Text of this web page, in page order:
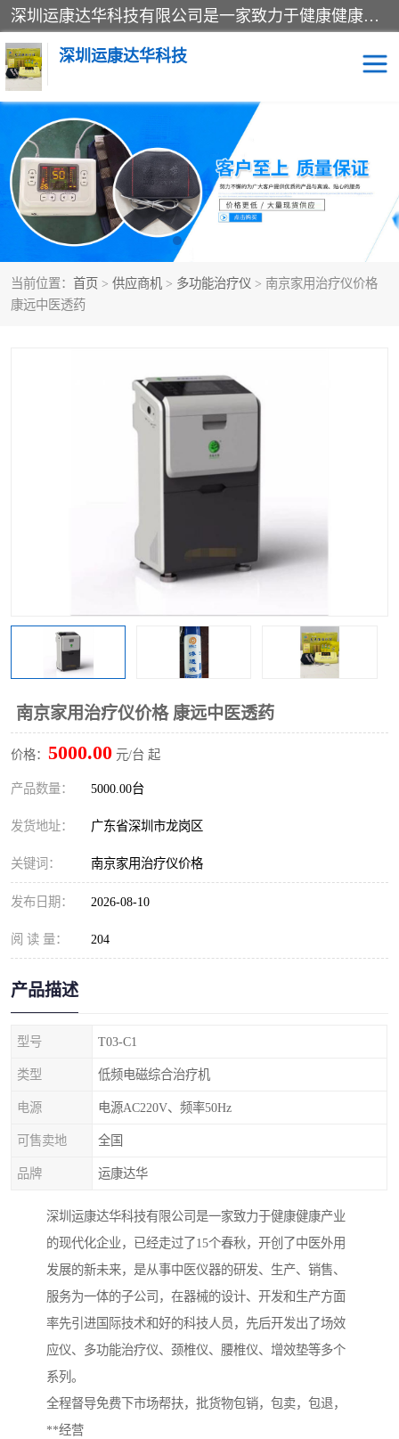
深圳运康达华科技有限公司是一家致力于健康健康产业的现代化企业，已经走过了15个春秋，开创了中医外用发展的新未来，是专业从事中医医疗仪器的研发、生产、销售、服务为一体的子公司，在医疗器械的设计、开发和生产方面率先引进国际先进技术和好的科技人员，先后开发出了场效应治疗仪、多功能治疗仪、颈椎治疗仪、腰椎治疗仪、增效垫等多个系列。
深圳运康达华科技
当前位置： 首页 > 供应商机 > 多功能治疗仪 > 南京家用治疗仪价格
康远中医透药
南京家用治疗仪价格 康远中医透药
价格： 5000.00 元/台 起
产品数量： 5000.00台
发货地址： 广东省深圳市龙岗区
关键词： 南京家用治疗仪价格
发布日期： 2026-08-10
阅 读 量： 204
产品描述
型号 T03-C1
类型 低频电磁综合治疗机
电源 电源AC220V、频率50Hz
可售卖地 全国
品牌 运康达华
深圳运康达华科技有限公司是一家致力于健康健康产业
的现代化企业，已经走过了15个春秋，开创了中医外用
发展的新未来，是从事中医仪器的研发、生产、销售、
服务为一体的子公司，在器械的设计、开发和生产方面
率先引进国际技术和好的科技人员，先后开发出了场效
应仪、多功能治疗仪、颈椎仪、腰椎仪、增效垫等多个
系列。
全程督导免费下市场帮扶，批货物包销，包卖，包退，
**经营
多功能治疗仪 中药提速
中低频治疗仪 脉冲治疗仪
**腺治疗仪